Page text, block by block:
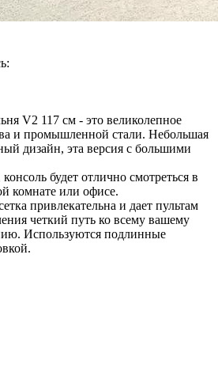
V2 117 см - это великолепное
и промышленной стали. Небольшая
дизайн, эта версия с большими
будет отлично смотреться в
комнате или офисе.
привлекательна и дает пультам
четкий путь ко всему вашему
Используются подлинные